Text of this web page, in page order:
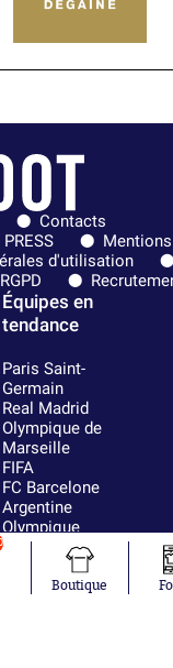
Contacts
d'utilisation
Équipes en
tendance
Paris Saint-
Germain
Real Madrid
Olympique de
Marseille
FIFA
FC Barcelone
Argentine
Olympique
lyonnais
AS Monaco
RC Strasbourg
Boutique